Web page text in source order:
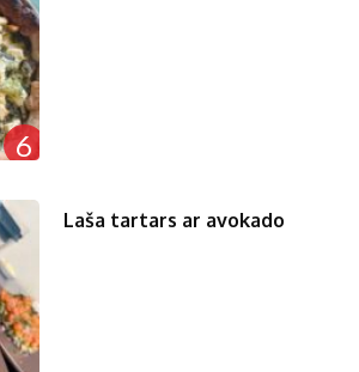
6
Laša tartars ar avokado